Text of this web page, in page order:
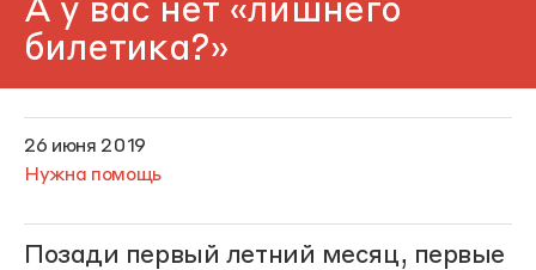
А у вас нет «лишнего
билетика?»
26 июня 2019
Нужна помощь
Позади первый летний месяц, первые